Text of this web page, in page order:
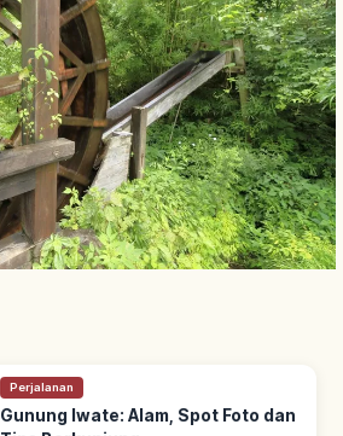
Perjalanan
Gunung Iwate: Alam, Spot Foto dan